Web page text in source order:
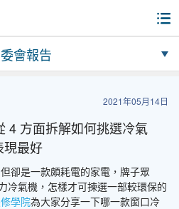
會報告
2021年05月14日
4 方面拆解如何挑選冷氣
現最好
卻是一款頗耗電的家電，牌子眾
冷氣機，怎樣才可揀選一部較環保的
學院為大家分享一下哪一款窗口冷